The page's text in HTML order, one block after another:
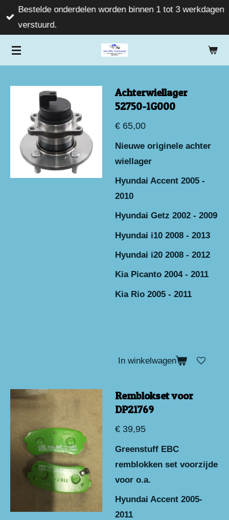
Ga
direct
de
Bestelde onderdelen worden binnen 1 tot 3 werkdagen
verstuurd.
Achterwiellager
52750-1G000
€ 65,00
Nieuwe originele achter
wiellager
Hyundai Accent 2005 -
2010
Hyundai Getz 2002 - 2009
Hyundai i10 2008 - 2013
Hyundai i20 2008 - 2012
Kia Picanto 2004 - 2011
Kia Rio 2005 - 2011
In winkelwagen
Remblokset voor
DP21769
€ 39,95
Greenstuff EBC
remblokken set voorzijde
voor o.a.
Hyundai Accent 2005-
2011